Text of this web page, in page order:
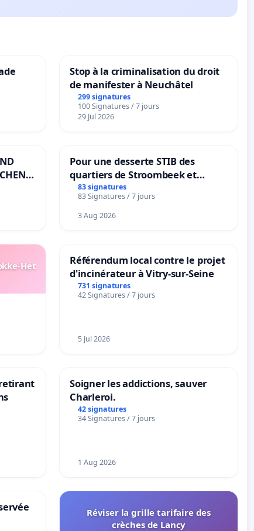
Stop à la criminalisation du droit
de manifester à Neuchâtel
299 signatures
100 Signatures / 7 jours
29 Jul 2026
Pour une desserte STIB des
quartiers de Stroombeek et
Beauval - Voor een MIVB-
bediening van de wijken
Strombeek en Het Voor
83 signatures
83 Signatures / 7 jours
3 Aug 2026
Het
Référendum local contre le projet
d'incinérateur à Vitry-sur-Seine
731 signatures
42 Signatures / 7 jours
5 Jul 2026
Soigner les addictions, sauver
Charleroi.
42 signatures
34 Signatures / 7 jours
1 Aug 2026
Réviser la grille tarifaire des
crèches de Lancy